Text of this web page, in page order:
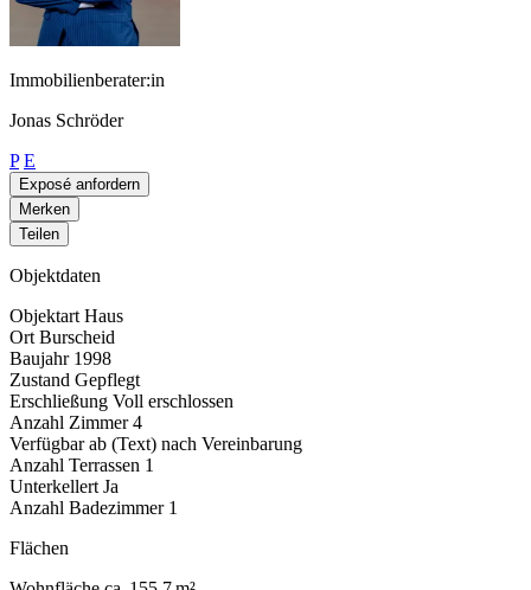
Immobilienberater:in
Jonas Schröder
P E
Exposé anfordern
Merken
Teilen
Objektdaten
Objektart Haus
Ort Burscheid
Baujahr 1998
Zustand Gepflegt
Erschließung Voll erschlossen
Anzahl Zimmer 4
Verfügbar ab (Text) nach Vereinbarung
Anzahl Terrassen 1
Unterkellert Ja
Anzahl Badezimmer 1
Flächen